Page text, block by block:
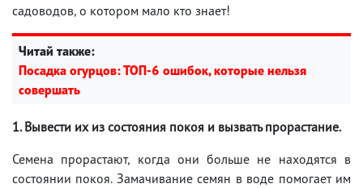
садоводов, о котором мало кто знает!
Читай также:
Посадка огурцов: ТОП-6 ошибок, которые нельзя
совершать
1. Вывести их из состояния покоя и вызвать прорастание.
Семена прорастают, когда они больше не находятся в
состоянии покоя. Замачивание семян в воде помогает им